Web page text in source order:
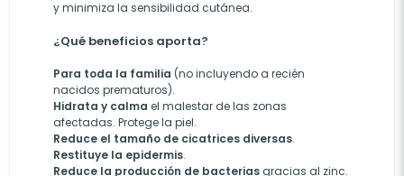
y minimiza la sensibilidad cutánea.
¿Qué beneficios aporta?
Para toda la familia (no incluyendo a recién
nacidos prematuros).
Hidrata y calma el malestar de las zonas
afectadas. Protege la piel.
Reduce el tamaño de cicatrices diversas.
Restituye la epidermis.
Reduce la producción de bacterias gracias al zinc.